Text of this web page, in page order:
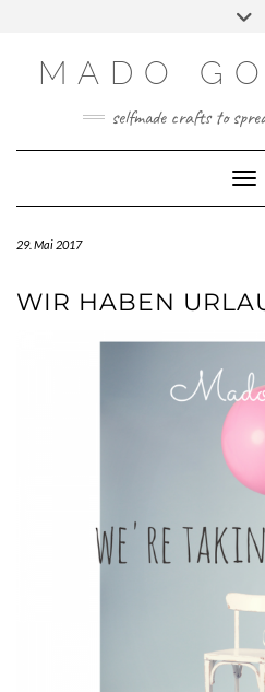
ENGLISH
MADO
selfmade crafts to
29. Mai 2017
WIR HABEN